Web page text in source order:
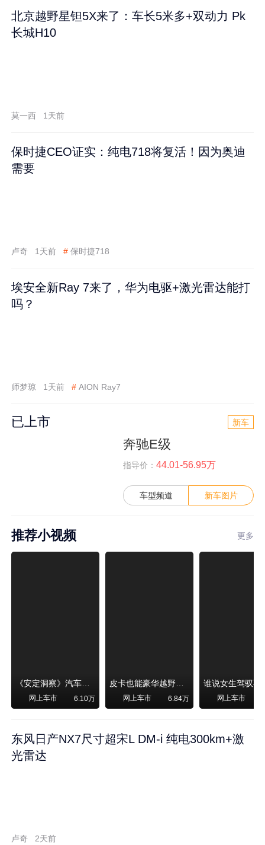
北京越野星钽5X来了：车长5米多+双动力 Pk
长城H10
莫一西 1天前
保时捷CEO证实：纯电718将复活！因为奥迪
需要
卢奇 1天前 # 保时捷718
埃安全新Ray 7来了，华为电驱+激光雷达能打
吗？
师梦琼 1天前 # AION Ray7
已上市 新车
奔驰E级
指导价： 44.01-56.95万
车型频道 新车图片
推荐小视频 更多
《安定洞察》汽车烧不烧油，和石油安全无关！
网上车市 6.10万
皮卡也能豪华越野！纵横F700上市，限时卖29.99万起
网上车市 6.84万 网上车市
东风日产NX7尺寸超宋L DM-i 纯电300km+激
光雷达
卢奇 2天前